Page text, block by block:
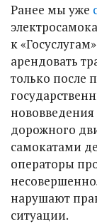
Ранее мы уже
к
арендовать
только после
дорожного
самокатами
операторы
нарушают
ситуации.